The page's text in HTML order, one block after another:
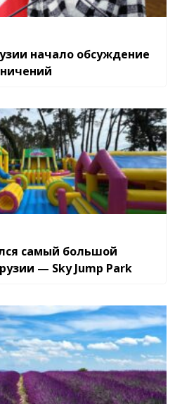
начало обсуждение
самый большой
— Sky Jump Park